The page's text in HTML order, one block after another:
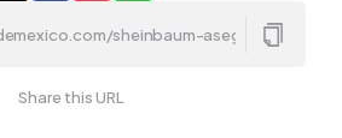
Share this URL